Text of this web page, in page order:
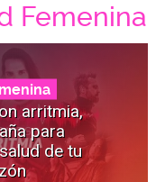
Femenina
arritmia,
para
de tu